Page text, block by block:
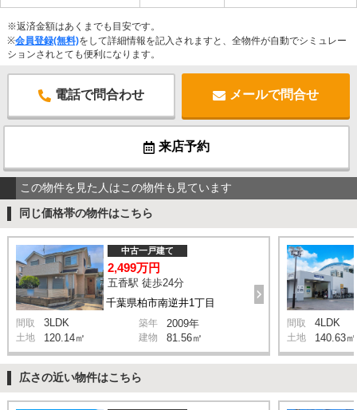
※返済金額はあくまでも目安です。
※会員登録(無料)をして詳細情報を記入されますと、全物件が自動でシミュレー
ションされとても便利になります。
電話で問合わせ メールで問合せ
来店予約
この物件を見た人はこの物件も見ています
同じ価格帯の物件はこちら
千葉県柏市南逆井1丁目
中古一戸建て
2,499万円
五香駅 徒歩24分
間取 3LDK 築年 2009年
土地 120.14㎡ 建物 81.56㎡
間取 4LDK
土地 140.63㎡
広さの近い物件はこちら